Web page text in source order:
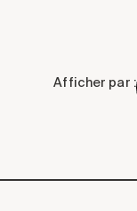
Afficher par :